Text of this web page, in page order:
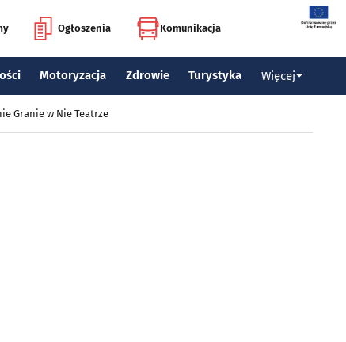
Ogłoszenia Komunikacja
Motoryzacja Zdrowie Turystyka Więcej
Granie w Nie Teatrze